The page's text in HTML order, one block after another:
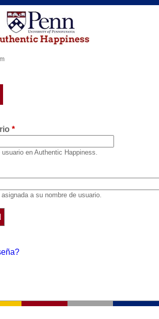
*
en Authentic Happiness.
a su nombre de usuario.